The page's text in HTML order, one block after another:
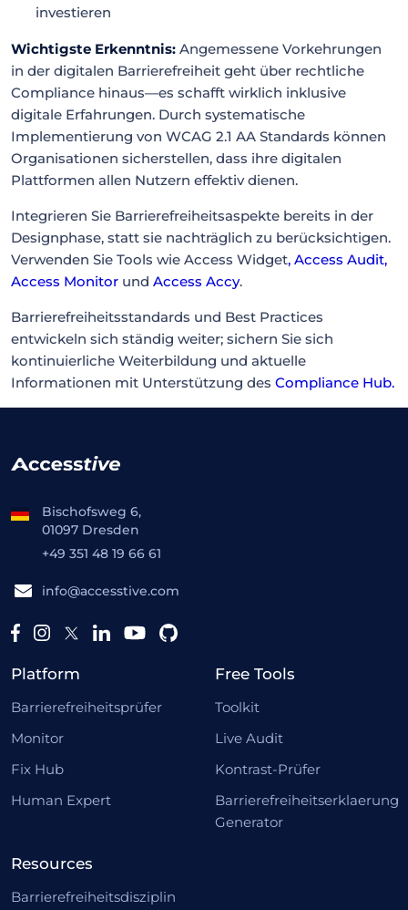
investieren
Wichtigste Erkenntnis: Angemessene Vorkehrungen
in der digitalen Barrierefreiheit geht über rechtliche
Compliance hinaus—es schafft wirklich inklusive
digitale Erfahrungen. Durch systematische
Implementierung von WCAG 2.1 AA Standards können
Organisationen sicherstellen, dass ihre digitalen
Plattformen allen Nutzern effektiv dienen.
Integrieren Sie Barrierefreiheitsaspekte bereits in der
Designphase, statt sie nachträglich zu berücksichtigen.
Verwenden Sie Tools wie Access Widget, Access Audit,
Access Monitor und Access Accy.
Barrierefreiheitsstandards und Best Practices
entwickeln sich ständig weiter; sichern Sie sich
kontinuierliche Weiterbildung und aktuelle
Informationen mit Unterstützung des Compliance Hub.
Bischofsweg 6,
01097 Dresden
+49 351 48 19 66 61
info@accesstive.com
Platform
Barrierefreiheitsprüfer
Monitor
Fix Hub
Human Expert
Free Tools
Toolkit
Live Audit
Kontrast-Prüfer
Barrierefreiheitserklaerung
Generator
Resources
Barrierefreiheitsdisziplin